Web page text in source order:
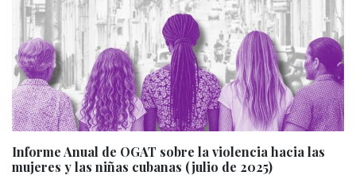
Informe Anual de OGAT sobre la violencia hacia las
mujeres y las niñas cubanas (julio de 2025)